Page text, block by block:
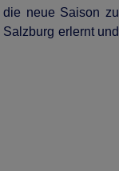
neue Saison zu
erlernt und